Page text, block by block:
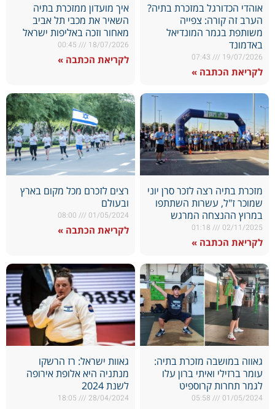
אוהדי הכדורגל במזכרת בתיה?
הערב זה קורה: צפייה
משותפת בגמר המונדיאל
באדמונד
19/07/2026
לקריאת הכתבה »
איך מועדון ממזכרת בתיה
השאיר את מכבי תל אביב
מאחור וזכה באליפות ישראל
18/07/2026
לקריאת הכתבה »
מזכרת בתיה רצה לזכר סרן יוני
שמוכר ז"ל, עשרות השתתפו
במרוץ ההנצחה המרגש
02/11/2025
לקריאת הכתבה »
רצים לזכרם מכל מקום בארץ
ובעולם
01/05/2024
לקריאת הכתבה »
גאווה במושבה מזכרת בתיה:
עומר ברזילי ואיתי ברון עלו
לגמר תחרות קרוספיט
01/05/2024
גאוות ישראל: רז הרשקו
מנתניה היא אלופת אירופה
לשנת 2024
28/04/2024